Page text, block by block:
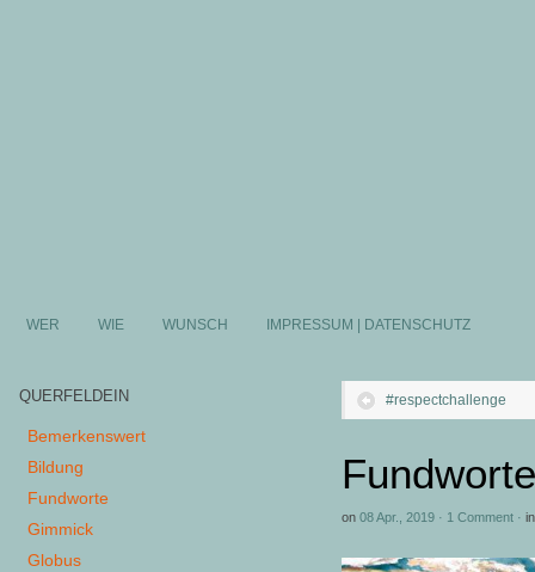
WER WIE WUNSCH IMPRESSUM | DATENSCHUTZ
#respectchallenge
on 08 Apr., 2019 · 1 Comment · in
QUERFELDEIN
Bemerkenswert
Bildung
Fundworte
Gimmick
Globus